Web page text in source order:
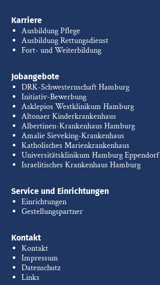
Karriere
Ausbildung Pflege
Ausbildung Rettungsdienst
Fort- und Weiterbildung
Jobangebote
DRK-Schwesternschaft Hamburg
Initiativ-Bewerbung
Asklepios Westklinikum Hamburg
Altonaer Kinderkrankenhaus
Albertinen-Krankenhaus Hamburg
Amalie Sieveking-Krankenhaus
Katholisches Marienkrankenhaus
Universitätsklinikum Hamburg Eppendorf
Israelitisches Krankenhaus Hamburg
Service und Einrichtungen
Einrichtungen
Gestellungspartner
Kontakt
Kontakt
Impressum
Datenschutz
Links